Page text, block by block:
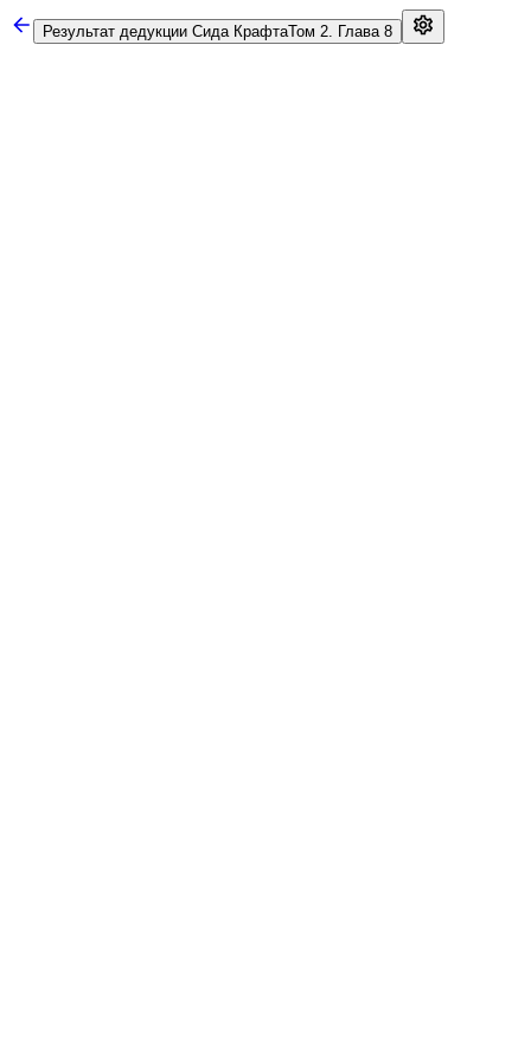
Результат дедукции Сида КрафтаТом 2. Глава 8